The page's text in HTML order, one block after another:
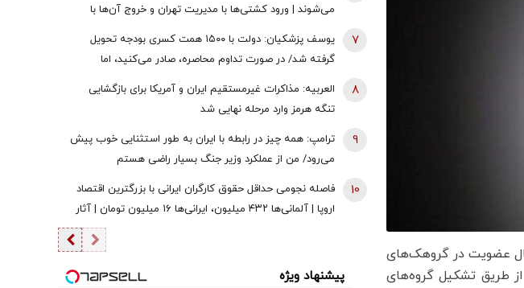
عضویت در گروهک‌های
طریق تشکیل گروه‌های
می‌شوند | ورود کشتی‌ها با مدیریت تهران و خروج آن‌ها با
تنگه در قالب بهای خدمات است
یوسف پزشکیان: دولت با ۱۵۰۰ همت کسری بودجه تحویل
گرفته شد/ در صورت تداوم محاصره، صادر می‌کنید، اما
7
العربیه: مذاکرات غیرمستقیم ایران و آمریکا برای بازگشایی
تنگه هرمز وارد مرحله نهایی شد
8
ترامپ: همه چیز در رابطه با ایران به طور استثنایی خوب پیش
می‌رود/ من از عملکرد وزیر جنگ بسیار راضی هستم
9
فاصله نجومی حداقل حقوق کارگران ایرانی با بزرگترین اقتصاد
اروپا | آلمانی‌ها ۴۳۲ میلیون، ایرانی‌ها ۱۶ میلیون تومان | آثار
10
پیشنهاد ویژه